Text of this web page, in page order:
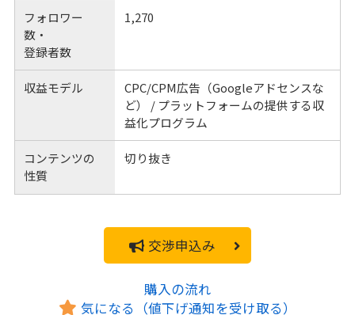
フォロワー
数・
登録者数
1,270
収益モデル
CPC/CPM広告（Googleアドセンスな
ど） / プラットフォームの提供する収
益化プログラム
コンテンツの
性質
切り抜き
交渉申込み
購入の流れ
気になる（値下げ通知を受け取る）